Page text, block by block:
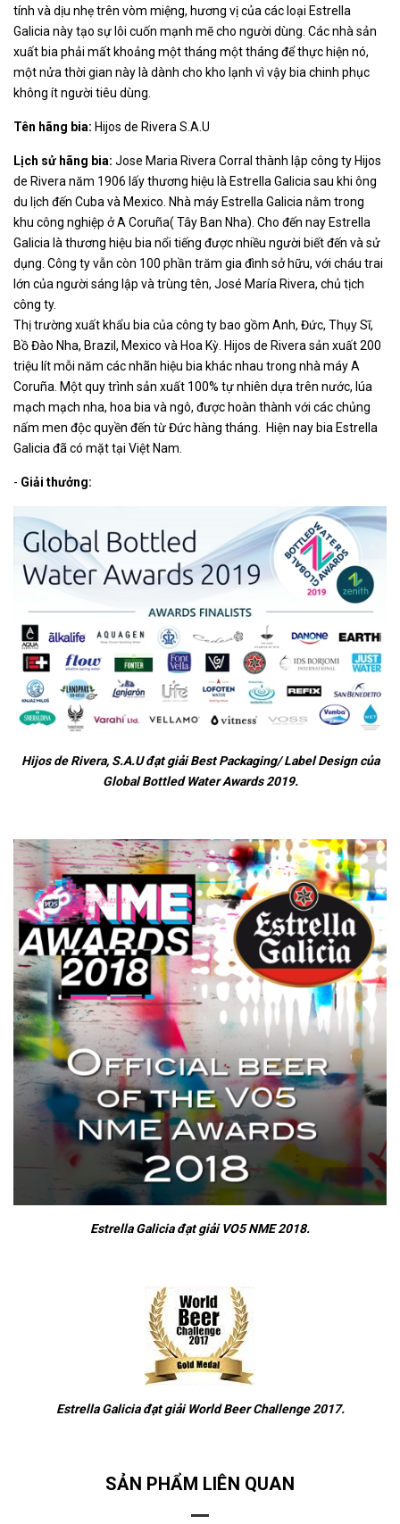
tính và dịu nhẹ trên vòm miệng, hương vị của các loại Estrella
Galicia này tạo sự lôi cuốn mạnh mẽ cho người dùng. Các nhà sản
xuất bia phải mất khoảng một tháng một tháng để thực hiện nó,
một nửa thời gian này là dành cho kho lạnh vì vậy bia chinh phục
không ít người tiêu dùng.
Tên hãng bia: Hijos de Rivera S.A.U
Lịch sử hãng bia: Jose Maria Rivera Corral thành lập công ty Hijos
de Rivera năm 1906 lấy thương hiệu là Estrella Galicia sau khi ông
du lịch đến Cuba và Mexico. Nhà máy Estrella Galicia nằm trong
khu công nghiệp ở A Coruña( Tây Ban Nha). Cho đến nay Estrella
Galicia là thương hiệu bia nổi tiếng được nhiều người biết đến và sử
dụng. Công ty vẫn còn 100 phần trăm gia đình sở hữu, với cháu trai
lớn của người sáng lập và trùng tên, José María Rivera, chủ tịch
công ty.
Thị trường xuất khẩu bia của công ty bao gồm Anh, Đức, Thụy Sĩ,
Bồ Đào Nha, Brazil, Mexico và Hoa Kỳ. Hijos de Rivera sản xuất 200
triệu lít mỗi năm các nhãn hiệu bia khác nhau trong nhà máy A
Coruña. Một quy trình sản xuất 100% tự nhiên dựa trên nước, lúa
mạch mạch nha, hoa bia và ngô, được hoàn thành với các chủng
nấm men độc quyền đến từ Đức hàng tháng. Hiện nay bia Estrella
Galicia đã có mặt tại Việt Nam.
- Giải thưởng:
Hijos de Rivera, S.A.U đạt giải Best Packaging/ Label Design của
Global Bottled Water Awards 2019.
Estrella Galicia đạt giải VO5 NME 2018.
Estrella Galicia đạt giải World Beer Challenge 2017.
SẢN PHẨM LIÊN QUAN